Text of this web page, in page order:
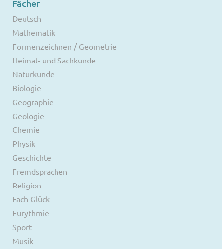
Fächer
Deutsch
Mathematik
Formenzeichnen / Geometrie
Heimat- und Sachkunde
Naturkunde
Biologie
Geographie
Geologie
Chemie
Physik
Geschichte
Fremdsprachen
Religion
Fach Glück
Eurythmie
Sport
Musik